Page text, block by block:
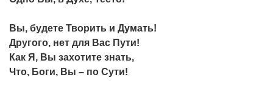
Вы, будете Творить и Думать!
Другого, нет для Вас Пути!
Как Я, Вы захотите знать,
Что, Боги, Вы – по Сути!